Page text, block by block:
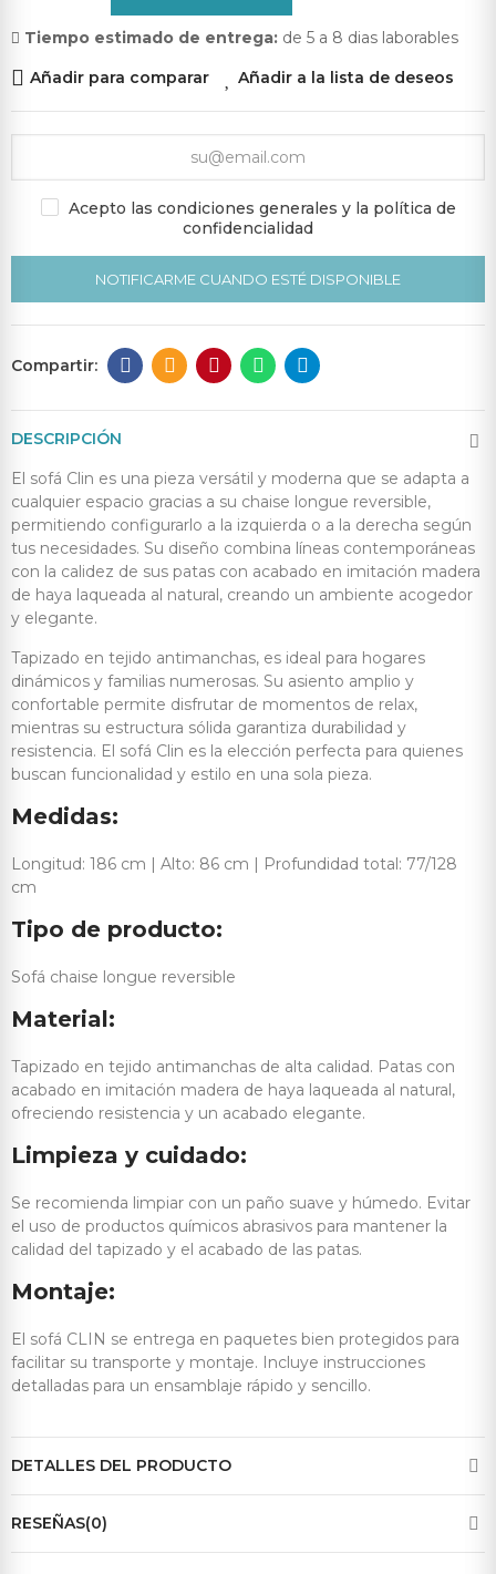
Tiempo estimado de entrega: de 5 a 8 dias laborables
Añadir para comparar
Añadir a la lista de deseos
Acepto las condiciones generales y la política de
confidencialidad
NOTIFICARME CUANDO ESTÉ DISPONIBLE
DESCRIPCIÓN
El sofá Clin es una pieza versátil y moderna que se adapta a
cualquier espacio gracias a su chaise longue reversible,
permitiendo configurarlo a la izquierda o a la derecha según
tus necesidades. Su diseño combina líneas contemporáneas
con la calidez de sus patas con acabado en imitación madera
de haya laqueada al natural, creando un ambiente acogedor
y elegante.
Tapizado en tejido antimanchas, es ideal para hogares
dinámicos y familias numerosas. Su asiento amplio y
confortable permite disfrutar de momentos de relax,
mientras su estructura sólida garantiza durabilidad y
resistencia. El sofá Clin es la elección perfecta para quienes
buscan funcionalidad y estilo en una sola pieza.
Medidas:
Longitud: 186 cm | Alto: 86 cm | Profundidad total: 77/128
cm
Tipo de producto:
Sofá chaise longue reversible
Material:
Tapizado en tejido antimanchas de alta calidad. Patas con
acabado en imitación madera de haya laqueada al natural,
ofreciendo resistencia y un acabado elegante.
Limpieza y cuidado:
Se recomienda limpiar con un paño suave y húmedo. Evitar
el uso de productos químicos abrasivos para mantener la
calidad del tapizado y el acabado de las patas.
Montaje:
El sofá CLIN se entrega en paquetes bien protegidos para
facilitar su transporte y montaje. Incluye instrucciones
detalladas para un ensamblaje rápido y sencillo.
DETALLES DEL PRODUCTO
RESEÑAS(0)